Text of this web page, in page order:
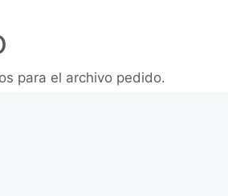
para el archivo pedido.